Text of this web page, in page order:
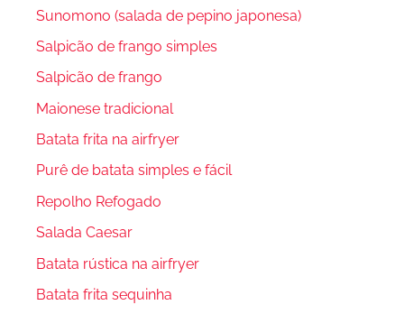
Sunomono (salada de pepino japonesa)
Salpicão de frango simples
Salpicão de frango
Maionese tradicional
Batata frita na airfryer
Purê de batata simples e fácil
Repolho Refogado
Salada Caesar
Batata rústica na airfryer
Batata frita sequinha